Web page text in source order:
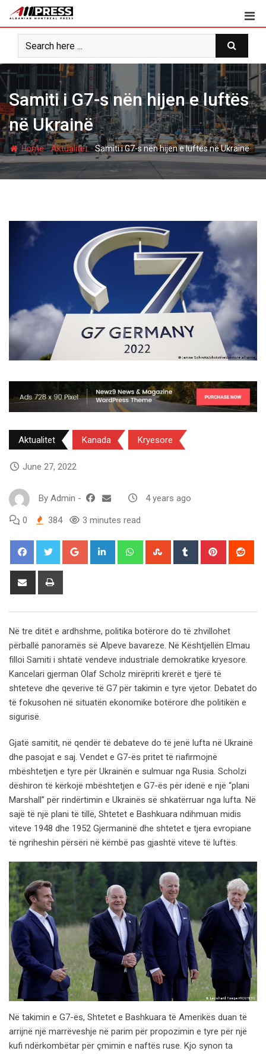
content
Samiti i G7-s nën hijen e luftës
në Ukrainë
Home-Aktualitet-Samiti i G7-s nën hijen e luftës në Ukrainë
Aktualitet Kanada Kryesore
June 27, 2022
By Admin - 4 years ago
0 384 3 minutes read
Google+ LinkedIn WhatsappStumbleUpon
Tumblr Pinterest
Share
Në tre ditët e ardhshme, politika botërore do të zhvillohet
përballë panoramës së Alpeve bavareze. Në Kështjellën Elmau
filloi Samiti i shtatë vendeve industriale demokratike kryesore.
Kancelari gjerman Olaf Scholz mirëpriti krerët e tjerë të
shteteve dhe qeverive të G7 për takimin e tyre vjetor. Debatet do
të fokusohen në situatën ekonomike botërore dhe politikën e
sigurisë.
Gjatë samitit, në qendër të debateve do të jenë lufta në Ukrainë
dhe pasojat e saj. Vendet e G7-ës pritet të riafirmojnë
mbështetjen e tyre për Ukrainën e sulmuar nga Rusia. Scholzi
dëshiron të kërkojë mbështetjen e G7-ës për idenë e një “plani
Marshall” për rindërtimin e Ukrainës së shkatërruar nga lufta. Në
sajë të një plani të tillë, Shtetet e Bashkuara ndihmuan midis
viteve 1948 dhe 1952 Gjermaninë dhe shtetet e tjera evropiane
të ngriheshin përsëri në këmbë pas gjashtë viteve të luftës.
Në takimin e G7-ës, Shtetet e Bashkuara të Amerikës duan të
arrijnë një marrëveshje në parim për propozimin e tyre për një
kufi ndërkombëtar për çmimin e naftës ruse. Kjo synon ta